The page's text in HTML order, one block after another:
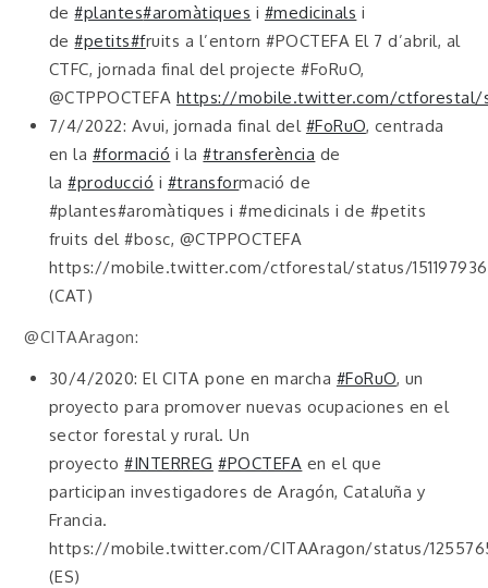
de#plantes#aromàtiques i #medicinals i
de#petits#fruits a l’entorn #POCTEFA El 7 d’abril, al
CTFC, jornada final del projecte #FoRuO,
@CTPPOCTEFA https://mobile.twitter.com/ctforestal/
7/4/2022: Avui, jornada final del #FoRuO, centrada
en la #formació i la#transferència de
la#producció i #transformació de
#plantes#aromàtiques i #medicinals i de #petits
fruits del #bosc, @CTPPOCTEFA
https://mobile.twitter.com/ctforestal/status/
(CAT)
@CITAAragon:
30/4/2020: El CITA pone en marcha #FoRuO, un
proyecto para promover nuevas ocupaciones en el
sector forestal y rural. Un
proyecto#INTERREG #POCTEFA en el que
participan investigadores de Aragón, Cataluña y
Francia.
https://mobile.twitter.com/CITAAragon/status/
(ES)